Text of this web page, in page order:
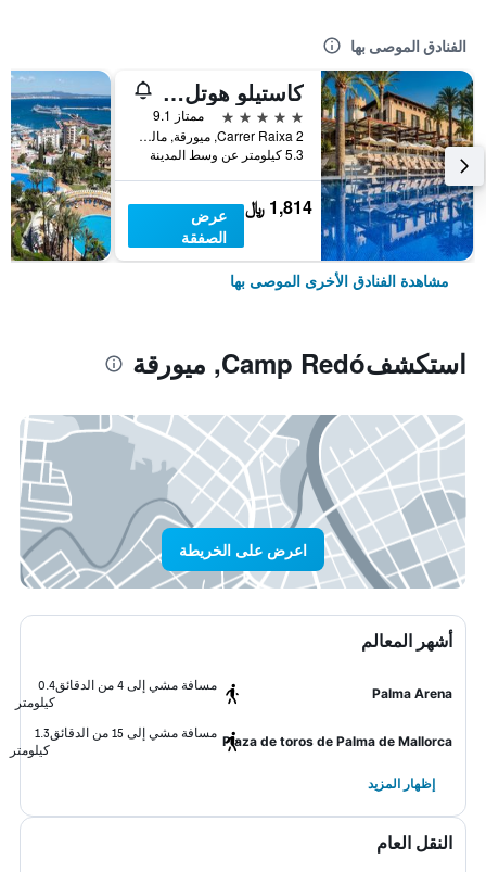
الفنادق الموصى بها
كاستيلو هوتل سون فيدا، إيه لاكشري كوليكشن هوتل، مالوركا
5 نجوم
ممتاز 9.1
Carrer Raixa 2, ميورقة, مالوركا, أسبانيا
5.3 كيلومتر عن وسط المدينة
1,814 ﷼
عرض
الصفقة
مشاهدة الفنادق الأخرى الموصى بها
استكشفCamp Redó, ميورقة
اعرض على الخريطة
أشهر المعالم
Palma Arena
مسافة مشي إلى 4 من الدقائق
0.4
كيلومتر
Plaza de toros de Palma de Mallorca
مسافة مشي إلى 15 من الدقائق
1.3
كيلومتر
إظهار المزيد
النقل العام